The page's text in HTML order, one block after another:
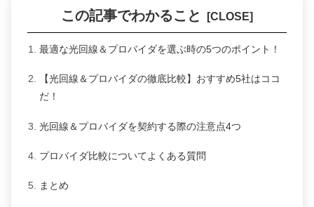
この記事でわかること
最適な光回線＆プロバイダを選ぶ時の5つのポイント！
【光回線＆プロバイダの徹底比較】おすすめ5社はココ
だ！
光回線＆プロバイダを契約する際の注意点4つ
プロバイダ比較についてよくある質問
まとめ